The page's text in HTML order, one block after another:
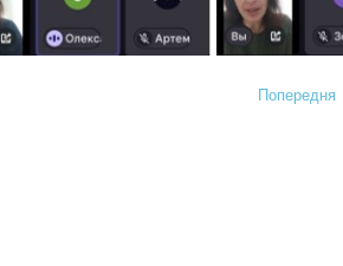
Попередня